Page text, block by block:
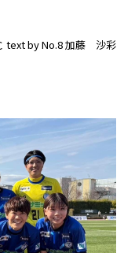
text by No.8 加藤 沙彩